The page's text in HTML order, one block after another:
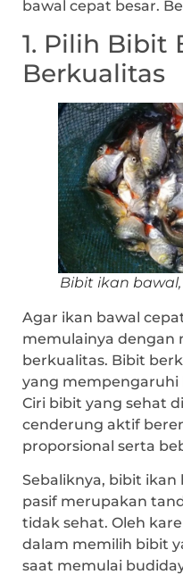
bawal cepat besar.
1. Pilih Bibit
Berkualitas
Bibit ikan bawal,
Agar ikan bawal
memulainya dengan
berkualitas. Bibit
yang mempengaruhi
Ciri bibit yang sehat
cenderung aktif
proporsional serta
Sebaliknya, bibit ikan
pasif merupakan
tidak sehat. Oleh
dalam memilih bibit
saat memulai